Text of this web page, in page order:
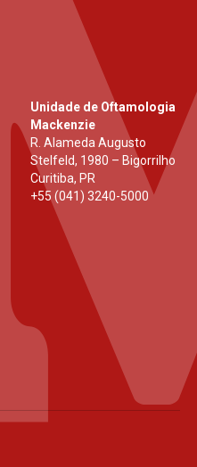
Unidade de Oftamologia
Mackenzie
R. Alameda Augusto
Stelfeld, 1980 – Bigorrilho
Curitiba, PR
+55 (041) 3240-5000